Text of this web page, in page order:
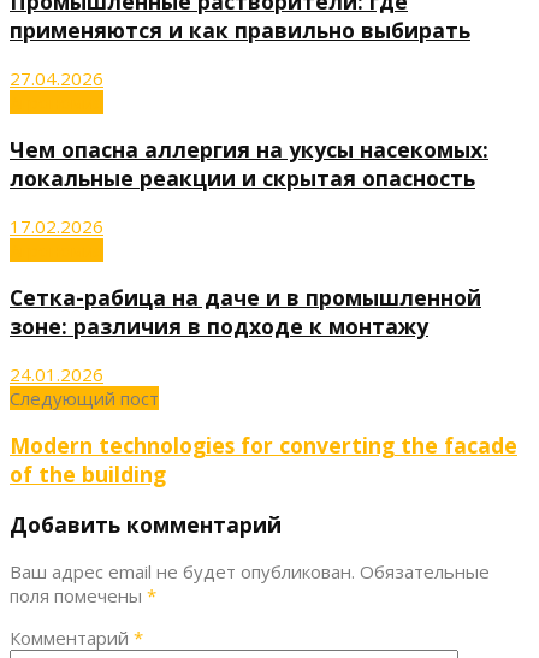
применяются и как правильно выбирать
27.04.2026
Чем опасна аллергия на укусы насекомых:
локальные реакции и скрытая опасность
17.02.2026
Сетка-рабица на даче и в промышленной
зоне: различия в подходе к монтажу
24.01.2026
Следующий пост
Modern technologies for converting the facade
of the building
Добавить комментарий
Ваш адрес email не будет опубликован. Обязательные
поля помечены *
Комментарий *